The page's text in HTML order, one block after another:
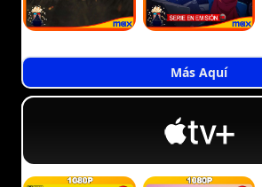
Más Aquí